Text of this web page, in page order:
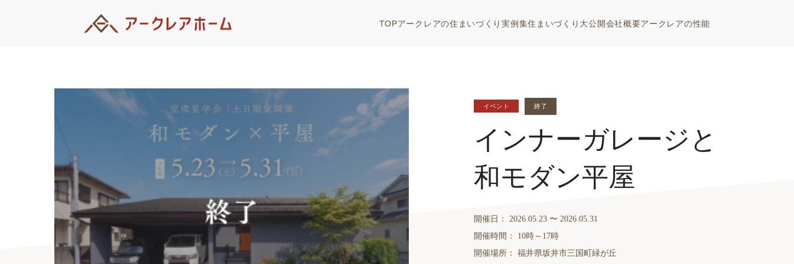
TOPアークレアの住まいづくり実例集住まいづくり大公開会社概要アークレアの性能
イベント 終了
インナーガレージと
和モダン平屋
開催日： 2026.05.23 〜 2026.05.31
開催時間：
10時～17時
開催場所：
福井県坂井市三国町緑が丘